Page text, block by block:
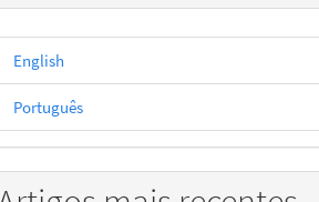
English
Português